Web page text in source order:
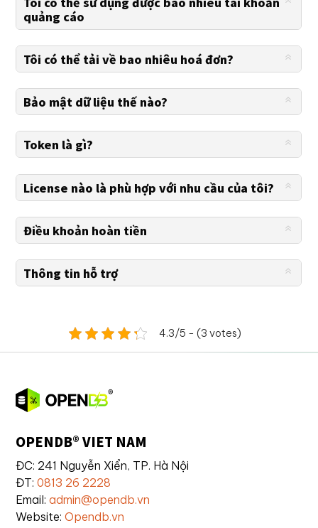
quảng cáo
Tôi có thể tải về bao nhiêu hoá đơn?
Bảo mật dữ liệu thế nào?
Token là gì?
License nào là phù hợp với nhu cầu của tôi?
Điều khoản hoàn tiền
Thông tin hỗ trợ
4.3/5 - (3 votes)
OPENDB® VIET NAM
ĐC: 241 Nguyễn Xiển, TP. Hà Nội
ĐT:0813 26 2228
Email:admin@opendb.vn
Website:Opendb.vn